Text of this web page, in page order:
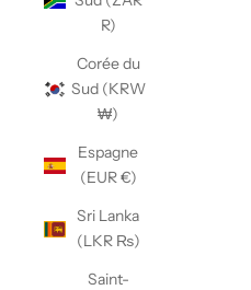
R)
Corée du
Sud (KRW
₩)
Espagne
(EUR €)
Sri Lanka
(LKR ₨)
Saint-